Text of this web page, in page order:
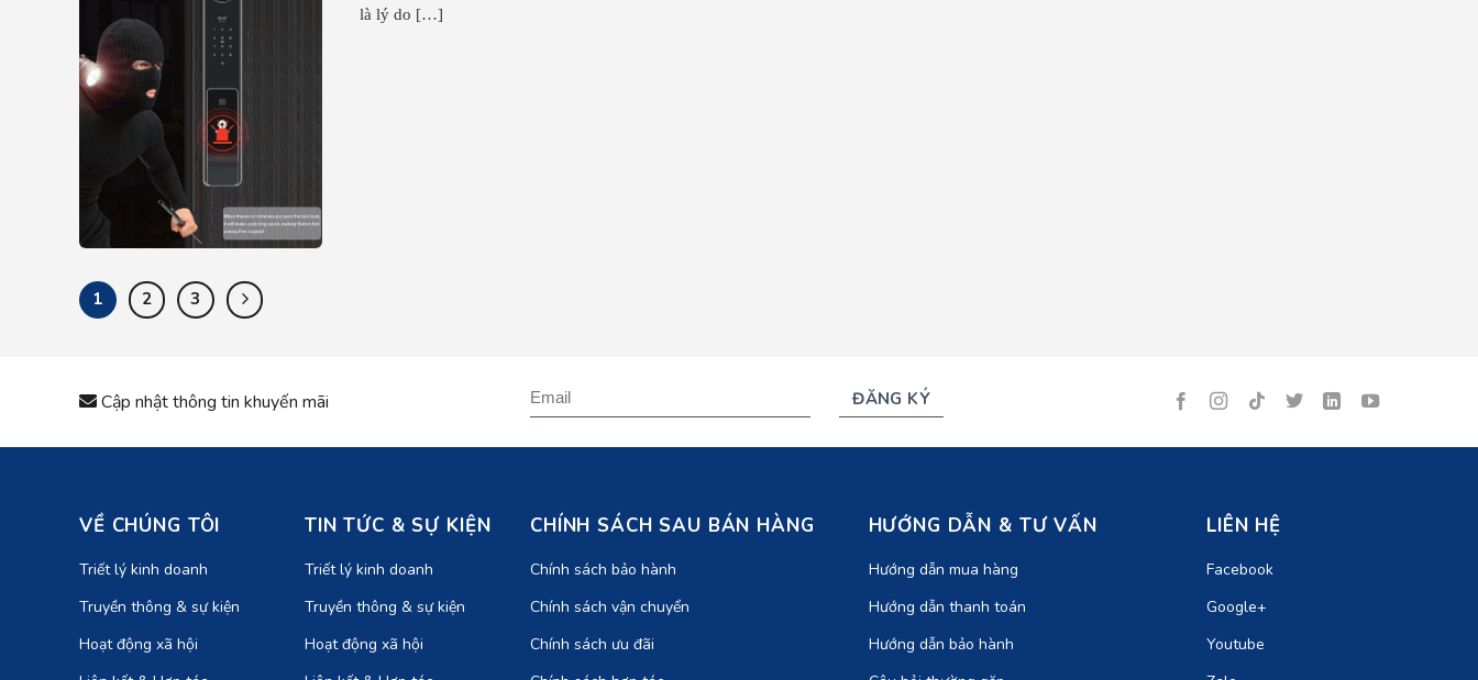
là lý do […]
1 2 3
Cập nhật thông tin khuyến mãi
VỀ CHÚNG TÔI
Triết lý kinh doanh
Truyền thông & sự kiện
Hoạt động xã hội
TIN TỨC & SỰ KIỆN
Triết lý kinh doanh
Truyền thông & sự kiện
Hoạt động xã hội
CHÍNH SÁCH SAU BÁN HÀNG
Chính sách bảo hành
Chính sách vận chuyển
Chính sách ưu đãi
HƯỚNG DẪN & TƯ VẤN
Hướng dẫn mua hàng
Hướng dẫn thanh toán
Hướng dẫn bảo hành
LIÊN HỆ
Facebook
Google+
Youtube